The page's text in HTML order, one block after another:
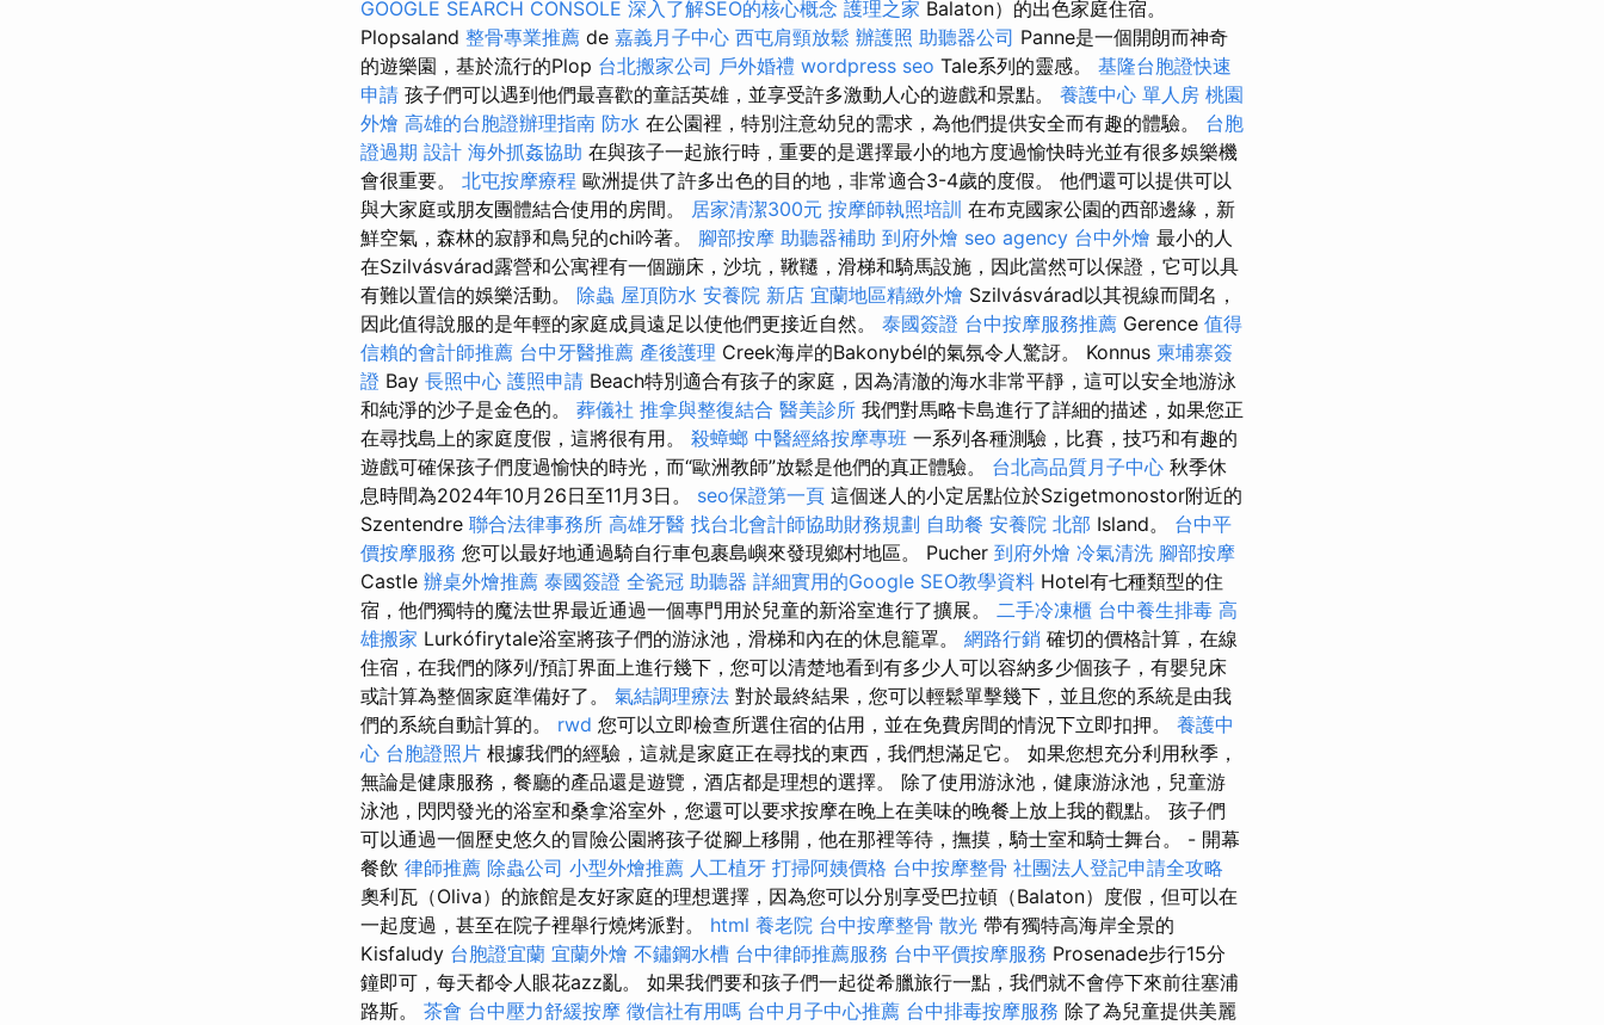
GOOGLE SEARCH CONSOLE 深入了解SEO的核心概念 護理之家 Balaton）的出色家庭住宿。
Plopsaland 整骨專業推薦 de 嘉義月子中心 西屯肩頸放鬆 辦護照 助聽器公司 Panne是一個開朗而神奇
的遊樂園，基於流行的Plop 台北搬家公司 戶外婚禮 wordpress seo Tale系列的靈感。 基隆台胞證快速
申請 孩子們可以遇到他們最喜歡的童話英雄，並享受許多激動人心的遊戲和景點。 養護中心 單人房 桃園
外燴 高雄的台胞證辦理指南 防水 在公園裡，特別注意幼兒的需求，為他們提供安全而有趣的體驗。 台胞
證過期 設計 海外抓姦協助 在與孩子一起旅行時，重要的是選擇最小的地方度過愉快時光並有很多娛樂機
會很重要。 北屯按摩療程 歐洲提供了許多出色的目的地，非常適合3-4歲的度假。 他們還可以提供可以
與大家庭或朋友團體結合使用的房間。 居家清潔300元 按摩師執照培訓 在布克國家公園的西部邊緣，新
鮮空氣，森林的寂靜和鳥兒的chi吟著。 腳部按摩 助聽器補助 到府外燴 seo agency 台中外燴 最小的人
在Szilvásvárad露營和公寓裡有一個蹦床，沙坑，鞦韆，滑梯和騎馬設施，因此當然可以保證，它可以具
有難以置信的娛樂活動。 除蟲 屋頂防水 安養院 新店 宜蘭地區精緻外燴 Szilvásvárad以其視線而聞名，
因此值得說服的是年輕的家庭成員遠足以使他們更接近自然。 泰國簽證 台中按摩服務推薦 Gerence 值得
信賴的會計師推薦 台中牙醫推薦 產後護理 Creek海岸的Bakonybél的氣氛令人驚訝。 Konnus 柬埔寨簽
證 Bay 長照中心 護照申請 Beach特別適合有孩子的家庭，因為清澈的海水非常平靜，這可以安全地游泳
和純淨的沙子是金色的。 葬儀社 推拿與整復結合 醫美診所 我們對馬略卡島進行了詳細的描述，如果您正
在尋找島上的家庭度假，這將很有用。 殺蟑螂 中醫經絡按摩專班 一系列各種測驗，比賽，技巧和有趣的
遊戲可確保孩子們度過愉快的時光，而“歐洲教師”放鬆是他們的真正體驗。 台北高品質月子中心 秋季休
息時間為2024年10月26日至11月3日。 seo保證第一頁 這個迷人的小定居點位於Szigetmonostor附近的
Szentendre 聯合法律事務所 高雄牙醫 找台北會計師協助財務規劃 自助餐 安養院 北部 Island。 台中平
價按摩服務 您可以最好地通過騎自行車包裹島嶼來發現鄉村地區。 Pucher 到府外燴 冷氣清洗 腳部按摩
Castle 辦桌外燴推薦 泰國簽證 全瓷冠 助聽器 詳細實用的Google SEO教學資料 Hotel有七種類型的住
宿，他們獨特的魔法世界最近通過一個專門用於兒童的新浴室進行了擴展。 二手冷凍櫃 台中養生排毒 高
雄搬家 Lurkófirytale浴室將孩子們的游泳池，滑梯和內在的休息籠罩。 網路行銷 確切的價格計算，在線
住宿，在我們的隊列/預訂界面上進行幾下，您可以清楚地看到有多少人可以容納多少個孩子，有嬰兒床
或計算為整個家庭準備好了。 氣結調理療法 對於最終結果，您可以輕鬆單擊幾下，並且您的系統是由我
們的系統自動計算的。 rwd 您可以立即檢查所選住宿的佔用，並在免費房間的情況下立即扣押。 養護中
心 台胞證照片 根據我們的經驗，這就是家庭正在尋找的東西，我們想滿足它。 如果您想充分利用秋季，
無論是健康服務，餐廳的產品還是遊覽，酒店都是理想的選擇。 除了使用游泳池，健康游泳池，兒童游
泳池，閃閃發光的浴室和桑拿浴室外，您還可以要求按摩在晚上在美味的晚餐上放上我的觀點。 孩子們
可以通過一個歷史悠久的冒險公園將孩子從腳上移開，他在那裡等待，撫摸，騎士室和騎士舞台。 - 開幕
餐飲 律師推薦 除蟲公司 小型外燴推薦 人工植牙 打掃阿姨價格 台中按摩整骨 社團法人登記申請全攻略
奧利瓦（Oliva）的旅館是友好家庭的理想選擇，因為您可以分別享受巴拉頓（Balaton）度假，但可以在
一起度過，甚至在院子裡舉行燒烤派對。 html 養老院 台中按摩整骨 散光 帶有獨特高海岸全景的
Kisfaludy 台胞證宜蘭 宜蘭外燴 不鏽鋼水槽 台中律師推薦服務 台中平價按摩服務 Prosenade步行15分
鐘即可，每天都令人眼花azz亂。 如果我們要和孩子們一起從希臘旅行一點，我們就不會停下來前往塞浦
路斯。 茶會 台中壓力舒緩按摩 徵信社有用嗎 台中月子中心推薦 台中排毒按摩服務 除了為兒童提供美麗